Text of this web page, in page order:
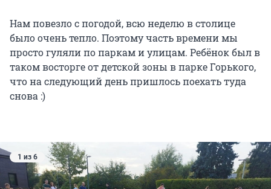
Нам повезло с погодой, всю неделю в столице
было очень тепло. Поэтому часть времени мы
просто гуляли по паркам и улицам. Ребёнок был в
таком восторге от детской зоны в парке Горького,
что на следующий день пришлось поехать туда
снова :)
1 из 6